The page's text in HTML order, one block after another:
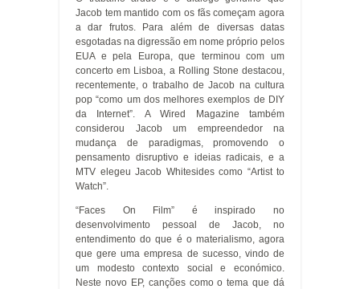
Jacob tem mantido com os fãs começam agora
a dar frutos. Para além de diversas datas
esgotadas na digressão em nome próprio pelos
EUA e pela Europa, que terminou com um
concerto em Lisboa, a Rolling Stone destacou,
recentemente, o trabalho de Jacob na cultura
pop “como um dos melhores exemplos de DIY
da Internet”. A Wired Magazine também
considerou Jacob um empreendedor na
mudança de paradigmas, promovendo o
pensamento disruptivo e ideias radicais, e a
MTV elegeu Jacob Whitesides como “Artist to
Watch”.
“Faces On Film” é inspirado no
desenvolvimento pessoal de Jacob, no
entendimento do que é o materialismo, agora
que gere uma empresa de sucesso, vindo de
um modesto contexto social e económico.
Neste novo EP, canções como o tema que dá